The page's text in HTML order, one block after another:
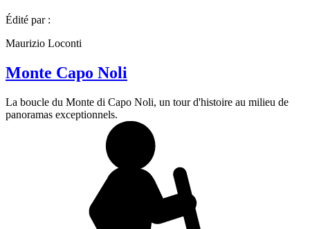
Édité par :
Maurizio Loconti
Monte Capo Noli
La boucle du Monte di Capo Noli, un tour d'histoire au milieu de
panoramas exceptionnels.